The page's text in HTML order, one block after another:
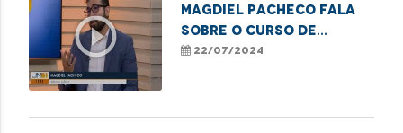
play_circle_outline
Magdiel Pacheco fala
sobre o Curso de
Lideranças Populares
22/07/2024